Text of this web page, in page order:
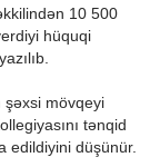
10 500
hüquqi
şəxsi mövqeyi
tənqid
edildiyini düşünür.